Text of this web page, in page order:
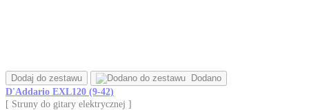
Dodaj do zestawu
Dodano
D'Addario EXL120 (9-42)
[ Struny do gitary elektrycznej ]